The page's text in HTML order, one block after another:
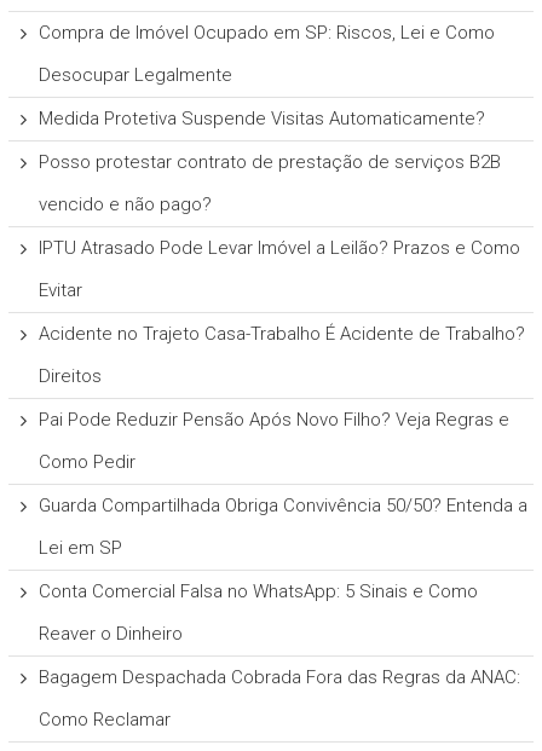
Compra de Imóvel Ocupado em SP: Riscos, Lei e Como
Desocupar Legalmente
Medida Protetiva Suspende Visitas Automaticamente?
Posso protestar contrato de prestação de serviços B2B
vencido e não pago?
IPTU Atrasado Pode Levar Imóvel a Leilão? Prazos e Como
Evitar
Acidente no Trajeto Casa-Trabalho É Acidente de Trabalho?
Direitos
Pai Pode Reduzir Pensão Após Novo Filho? Veja Regras e
Como Pedir
Guarda Compartilhada Obriga Convivência 50/50? Entenda a
Lei em SP
Conta Comercial Falsa no WhatsApp: 5 Sinais e Como
Reaver o Dinheiro
Bagagem Despachada Cobrada Fora das Regras da ANAC:
Como Reclamar